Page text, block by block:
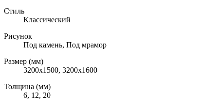
Стиль
Классический
Рисунок
Под камень, Под мрамор
Размер (мм)
3200x1500, 3200x1600
Толщина (мм)
6, 12, 20